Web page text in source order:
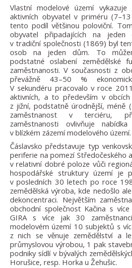
Vlastní modelové území vykazuje
aktivních obyvatel v priméru
tento podíl většinou poloviční.
obyvatel připadajících na jeden
v tradiční společnosti (1869) byl
osob na jeden dům. To
podstatné oslabení zemědělské
zaměstnanosti. V současnosti z
převážně 43–50 %
V sekundéru pracovalo v roce
aktivních, a to především v
z jižní, podstatně úrodnější, méně
zaměstnanost v terciéru,
zaměstnanosti ovlivňuje
v blízkém zázemí modelového území.
Čáslavsko představuje typ
periferie na pomezí Středočeského
v relativní dobré poloze vůči
hospodářské struktury území je
v posledních 30 letech po roce
zemědělská výroba, kde nedošlo
dekoncentraci. Největším
obchodní společnost Kačina s
GIRA s více jak 30
modelovém území 10 subjektů s
z nich se věnuje zemědělství a
průmyslovou výrobou, 1 pak
podniky sídlí v bývalých
Horušice, resp. Horka u Žehušic.